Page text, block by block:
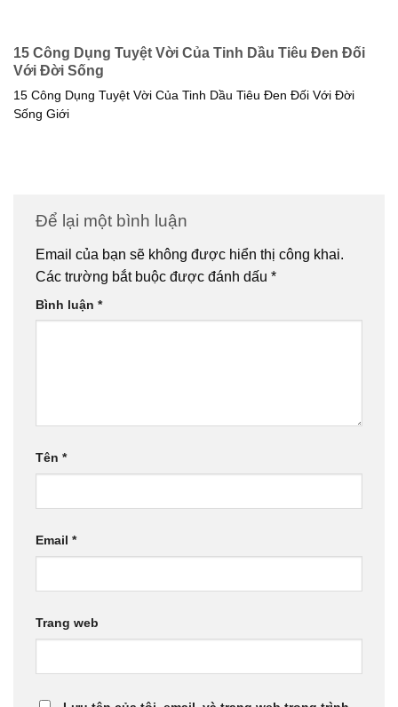
15 Công Dụng Tuyệt Vời Của Tinh Dầu Tiêu Đen Đối
Với Đời Sống
15 Công Dụng Tuyệt Vời Của Tinh Dầu Tiêu Đen Đối Với Đời
Sống Giới
Để lại một bình luận
Email của bạn sẽ không được hiển thị công khai.
Các trường bắt buộc được đánh dấu *
Bình luận *
Tên *
Email *
Trang web